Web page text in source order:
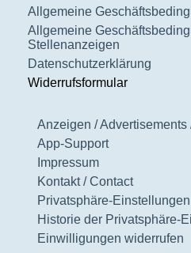
Allgemeine
Allgemeine
Stellenanzeigen
Datenschutzerklärung
Widerrufsformular
Anzeigen /
App-Support
Impressum
Kontakt / Contact
Privatsphäre-
Historie der Privatsphäre-
Einwilligungen widerrufen